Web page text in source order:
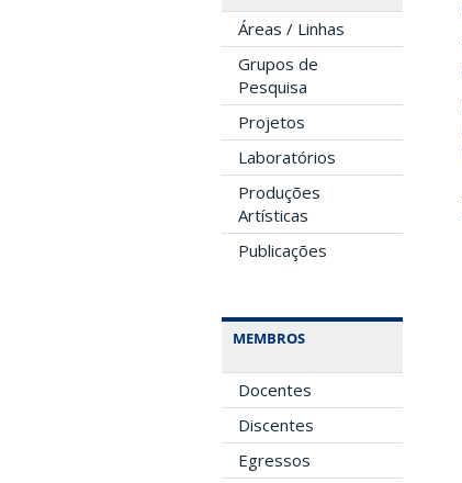
Áreas / Linhas
Grupos de
Pesquisa
Projetos
Laboratórios
Produções
Artísticas
Publicações
MEMBROS
Docentes
Discentes
Egressos